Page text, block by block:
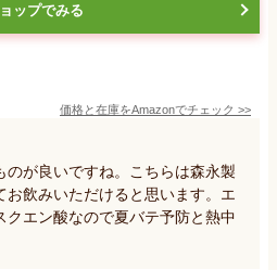
ップでみる
価格と在庫をAmazonでチェック >>
のが良いですね。こちらは森永製
お飲みいただけると思います。エ
クエン酸なので夏バテ予防と熱中